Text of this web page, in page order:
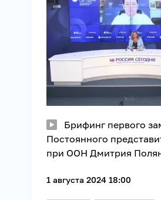
Брифинг первого
Постоянного
при ООН Дмитрия
1 августа 2024 18:00